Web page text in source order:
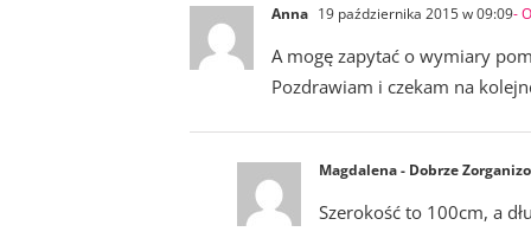
Anna 19 października 2015 w 09:09-
A mogę zapytać o wymiary
Pozdrawiam i czekam na
Magdalena - Dobrze
Szerokość to 100cm, a